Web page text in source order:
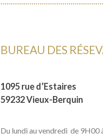
BUREAU DES
1095 rue d’Estaires
59232 Vieux-Berquin
Du lundi au vendredi de 9H00